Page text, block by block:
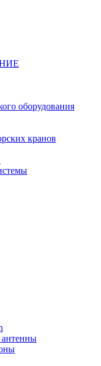
оборудования
кранов
антенны